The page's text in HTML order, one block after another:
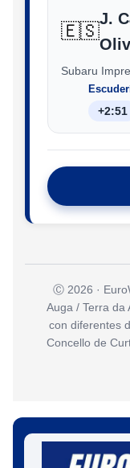
🇪🇸
J.
Subaru
+2:51
Ⓒ 2026 ·
Auga / Terra da
con diferentes
Concello de